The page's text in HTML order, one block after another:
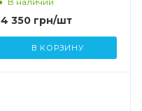
4 350грн/шт
В КОРЗИНУ